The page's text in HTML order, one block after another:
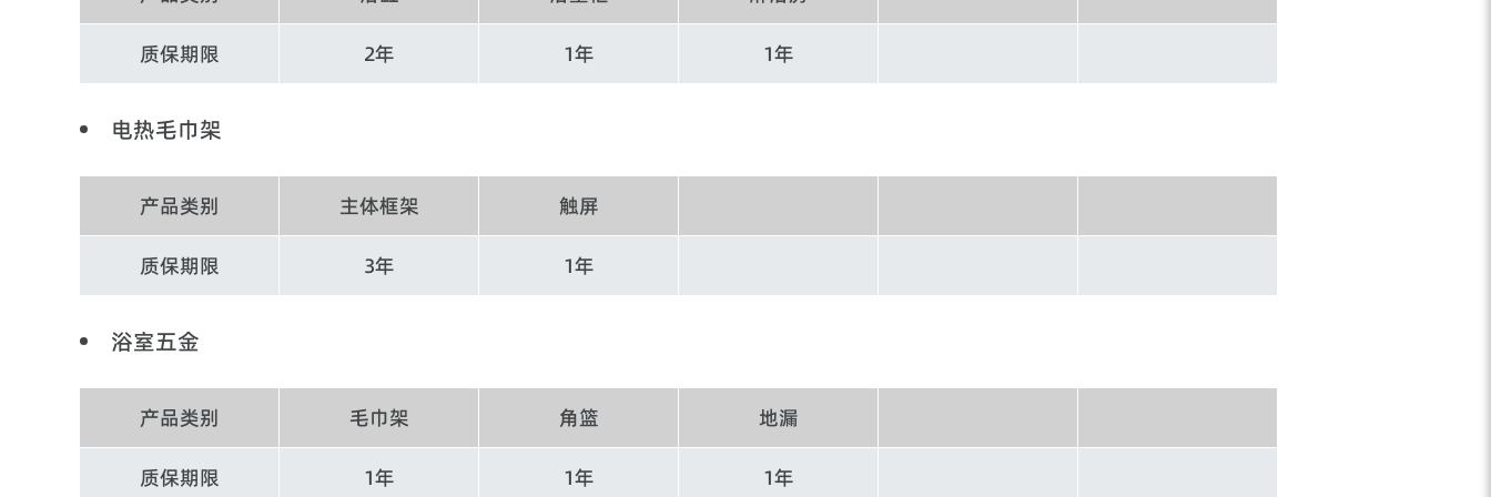
质保期限 2年 1年 1年
电热毛巾架
产品类别 主体框架 触屏
质保期限 3年 1年
浴室五金
产品类别 毛巾架 角篮 地漏
质保期限 1年 1年 1年